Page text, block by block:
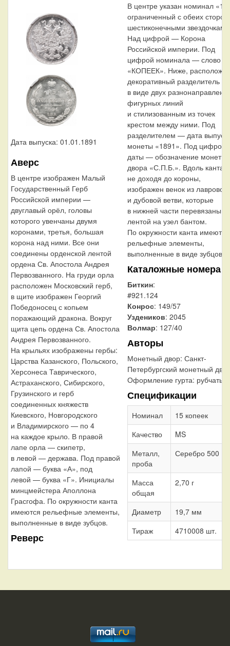
Дата выпуска: 01.01.1891
Аверс
В центре изображен Малый
Государственный Герб
Российской империи —
двуглавый орёл, головы
которого увенчаны двумя
коронами, третья, большая
корона над ними. Все они
соединены орденской лентой
ордена Св. Апостола Андрея
Первозванного. На груди орла
расположен Московский герб,
в щите изображен Георгий
Победоносец с копьем
поражающий дракона. Вокруг
щита цепь ордена Св. Апостола
Андрея Первозванного.
На крыльях изображены гербы:
Царства Казанского, Польского,
Херсонеса Таврического,
Астраханского, Сибирского,
Грузинского и герб
соединенных княжеств
Киевского, Новгородского
и Владимирского — по 4
на каждое крыло. В правой
лапе орла — скипетр,
в левой — держава. Под правой
лапой — буква «А», под
левой — буква «Г». Инициалы
минцмейстера Аполлона
Грасгофа. По окружности канта
имеются рельефные элементы,
выполненные в виде зубцов.
Реверс
В центре указан номинал
ограниченный с обеих сторон
шестиконечными
Над цифрой — Корона
Российской империи. Под
цифрой номинала — слово
«КОПЕЕК». Ниже,
декоративный разделитель
в виде двух
фигурных линий
и стилизованным из точек
крестом между ними. Под
разделителем — дата
монеты «1891». Под цифрой
даты — обозначение
двора «С.П.Б.». Вдоль канта,
не доходя до короны,
изображен венок из лавровой
и дубовой ветви, которые
в нижней части перевязаны
лентой на узел бантом.
По окружности канта имеются
рельефные элементы,
выполненные в виде зубцов.
Каталожные номера
Биткин:
#921.124
Конрос: 149/57
Уздеников: 2045
Волмар: 127/40
Авторы
Монетный двор: Санкт-
Петербургский монетный
Оформление гурта: рубчатый
Спецификации
Номинал
15 копеек
Качество
MS
Металл,
проба
Серебро 500
Масса
общая
2,70 г
Диаметр
19,7 мм
Тираж
4710008 шт.